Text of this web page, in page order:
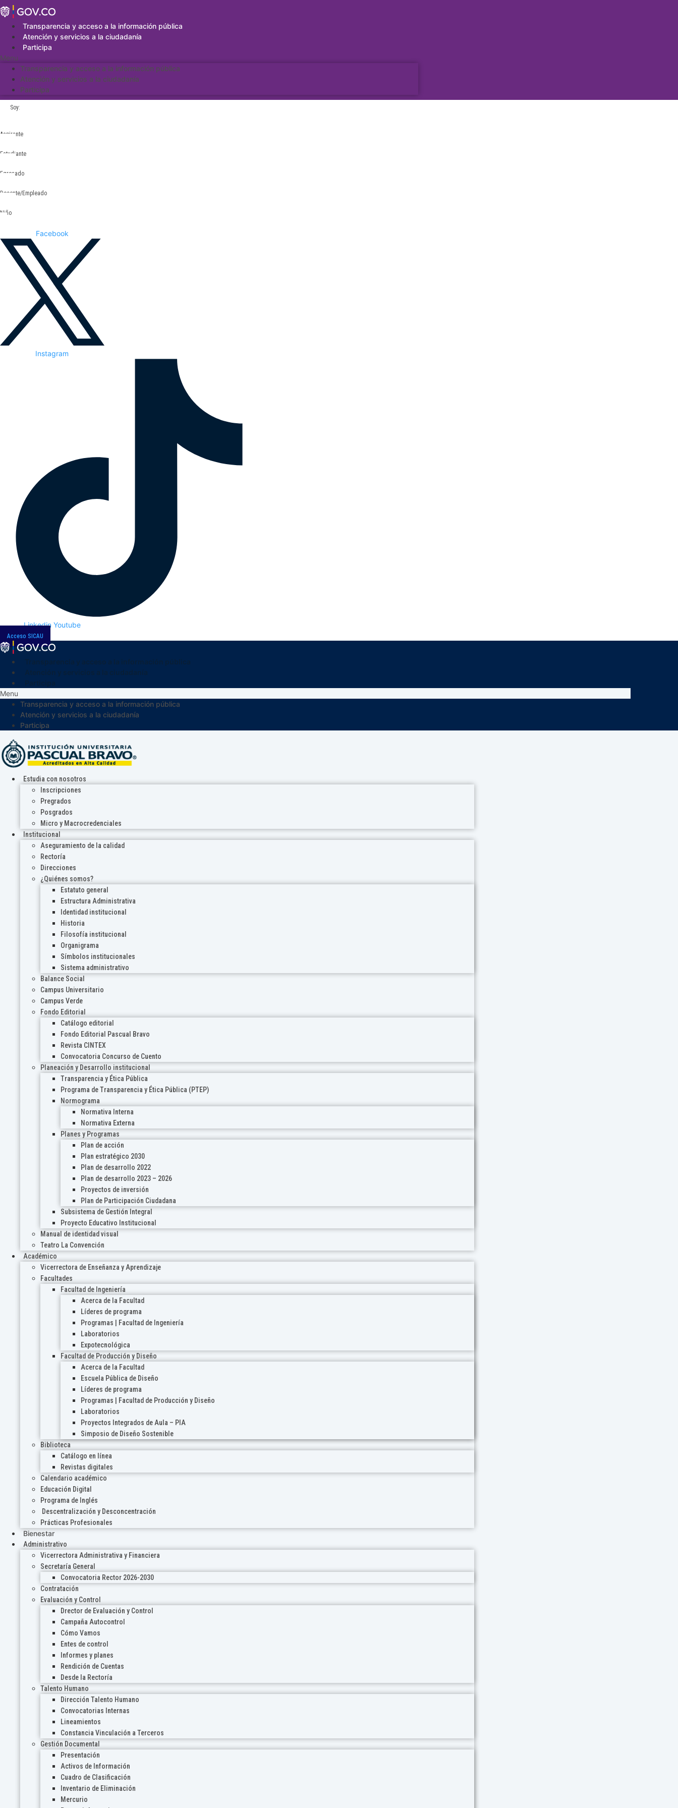
Saltar
al
contenidoTransparencia y acceso a la información pública
Atención y servicios a la ciudadanía
Participa
Menu
Transparencia y acceso a la información pública
Atención y servicios a la ciudadanía
Participa
Soy:
Aspirante
Estudiante
Egresado
Docente/Empleado
Niño
Facebook
Instagram
Linkedin Youtube
Acceso SICAU
Menu
Transparencia y acceso a la información pública
Atención y servicios a la ciudadanía
Participa
Estudia con nosotros
Inscripciones
Pregrados
Posgrados
Micro y Macrocredenciales
Institucional
Aseguramiento de la calidad
Rectoría
Direcciones
¿Quiénes somos?
Estatuto general
Estructura Administrativa
Identidad institucional
Historia
Filosofía institucional
Organigrama
Símbolos institucionales
Sistema administrativo
Balance Social
Campus Universitario
Campus Verde
Fondo Editorial
Catálogo editorial
Fondo Editorial Pascual Bravo
Revista CINTEX
Convocatoria Concurso de Cuento
Planeación y Desarrollo institucional
Transparencia y Ética Pública
Programa de Transparencia y Ética Pública (PTEP)
Normograma
Normativa Interna
Normativa Externa
Planes y Programas
Plan de acción
Plan estratégico 2030
Plan de desarrollo 2022
Plan de desarrollo 2023 – 2026
Proyectos de inversión
Plan de Participación Ciudadana
Subsistema de Gestión Integral
Proyecto Educativo Institucional
Manual de identidad visual
Teatro La Convención
Académico
Vicerrectora de Enseñanza y Aprendizaje
Facultades
Facultad de Ingeniería
Acerca de la Facultad
Líderes de programa
Programas | Facultad de Ingeniería
Laboratorios
Expotecnológica
Facultad de Producción y Diseño
Acerca de la Facultad
Escuela Pública de Diseño
Líderes de programa
Programas | Facultad de Producción y Diseño
Laboratorios
Proyectos Integrados de Aula – PIA
Simposio de Diseño Sostenible
Biblioteca
Catálogo en línea
Revistas digitales
Calendario académico
Educación Digital
Programa de Inglés
Descentralización y Desconcentración
Prácticas Profesionales
Bienestar
Administrativo
Vicerrectora Administrativa y Financiera
Secretaría General
Convocatoria Rector 2026-2030
Contratación
Evaluación y Control
Drector de Evaluación y Control
Campaña Autocontrol
Cómo Vamos
Entes de control
Informes y planes
Rendición de Cuentas
Desde la Rectoría
Talento Humano
Dirección Talento Humano
Convocatorias Internas
Lineamientos
Constancia Vinculación a Terceros
Gestión Documental
Presentación
Activos de Información
Cuadro de Clasificación
Inventario de Eliminación
Mercurio